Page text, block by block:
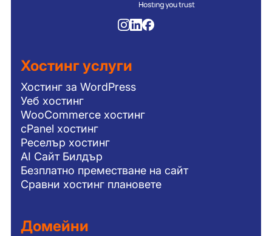
Хостинг услуги
Хостинг за WordPress
Уеб хостинг
WooCommerce хостинг
cPanel хостинг
Реселър хостинг
AI Сайт Билдър
Безплатно преместване на сайт
Сравни хостинг плановете
Домейни